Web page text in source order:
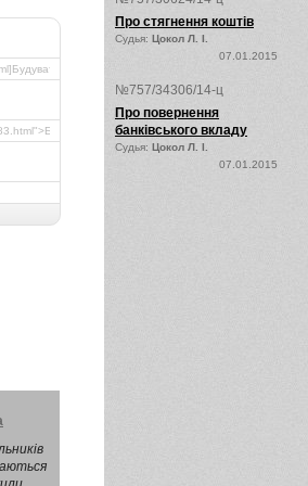
Про стягнення коштів
Судья: Цокол Л. І.
07.01.2015
№757/34306/14-ц
Про повернення
банківського вкладу
Судья: Цокол Л. І.
07.01.2015